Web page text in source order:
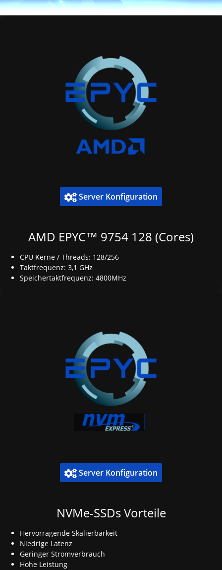
Server Konfiguration
AMD EPYC™ 9754 128 (Cores)
CPU Kerne / Threads: 128/256
Taktfrequenz: 3,1 GHz
Speichertaktfrequenz: 4800MHz
Server Konfiguration
NVMe-SSDs Vorteile
Hervorragende Skalierbarkeit
Niedrige Latenz
Geringer Stromverbrauch
Hohe Leistung